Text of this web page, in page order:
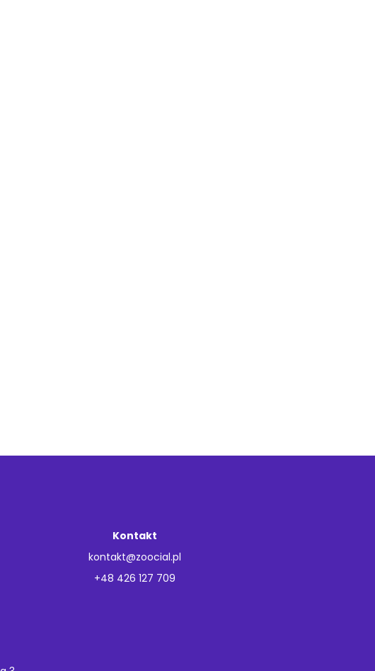
Kontakt
kontakt@zoocial.pl
+48 426 127 709